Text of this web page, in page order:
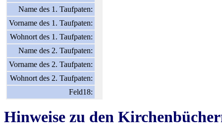
Name des 1. Taufpaten:
Vorname des 1. Taufpaten:
Wohnort des 1. Taufpaten:
Name des 2. Taufpaten:
Vorname des 2. Taufpaten:
Wohnort des 2. Taufpaten:
Feld18:
Hinweise zu den